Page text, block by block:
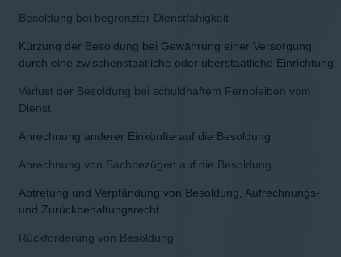
Besoldung bei begrenzter Dienstfähigkeit
Kürzung der Besoldung bei Gewährung einer Versorgung
durch eine zwischenstaatliche oder überstaatliche Einrichtung
Verlust der Besoldung bei schuldhaftem Fernbleiben vom
Dienst
Anrechnung anderer Einkünfte auf die Besoldung
Anrechnung von Sachbezügen auf die Besoldung
Abtretung und Verpfändung von Besoldung, Aufrechnungs-
und Zurückbehaltungsrecht
Rückforderung von Besoldung